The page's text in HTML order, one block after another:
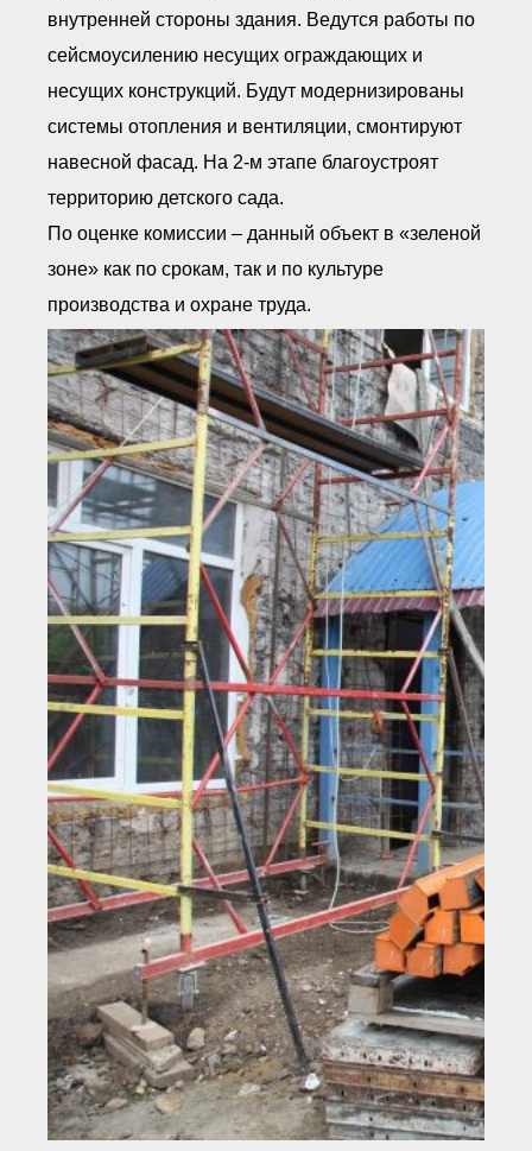
внутренней стороны здания. Ведутся работы по
сейсмоусилению несущих ограждающих и
несущих конструкций. Будут модернизированы
системы отопления и вентиляции, смонтируют
навесной фасад. На 2-м этапе благоустроят
территорию детского сада.
По оценке комиссии – данный объект в «зеленой
зоне» как по срокам, так и по культуре
производства и охране труда.